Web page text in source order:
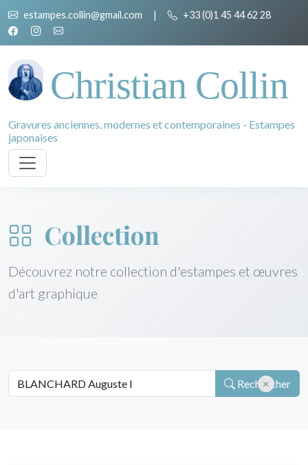
estampes.collin@gmail.com | +33 (0)1 45 44 62 28
Christian Collin
Gravures anciennes, modernes et contemporaines - Estampes
japonaises
Collection
Découvrez notre collection d'estampes et œuvres
d'art graphique
Rechercher